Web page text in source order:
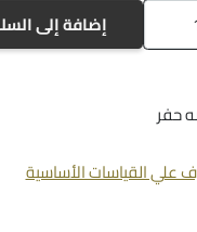
إضافة إلى
حفر
علي القياسات الأساسية